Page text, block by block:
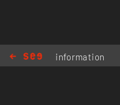
information